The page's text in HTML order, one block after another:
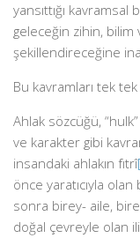
yansıttığı kavramsal
geleceğin zihin,
şekillendireceğine
Bu kavramları tek
Ahlak sözcüğü,
ve karakter gibi
insandaki ahlakın fıtrî
önce yaratıcıyla
sonra birey- aile,
doğal çevreyle olan